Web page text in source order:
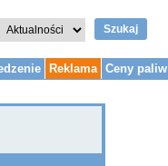
Szukaj
Reklama Ceny paliw